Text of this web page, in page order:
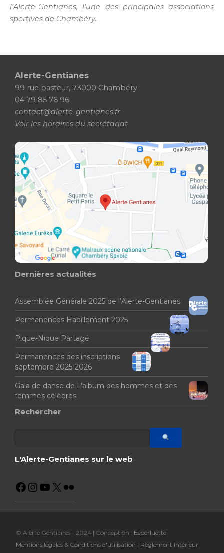
l’Alerte-Gentianes, l’une des principales associations
sportives de Chambéry.
Alerte-Gentianes
99 rue pasteur, 73000 Chambéry
04 79 85 76 96
contact@alerte-gentianes.fr
Voir les horaires du secrétariat
Dernières actualités
Assemblée Générale 2025 de l’Alerte-Gentianes
Permanences Habillement 2025
Pique-Nique Partagé
Permanences des inscriptions
septembre 2025-2026
Gala de danse de L’album des hommes et des
femmes célèbres
Rechercher
L'Alerte-Gentianes sur le web
© Alerte Gentianes - 2024 | Conception : Esperluette
Mentions légales & Conditions d'utilisation | Règlement intérieur